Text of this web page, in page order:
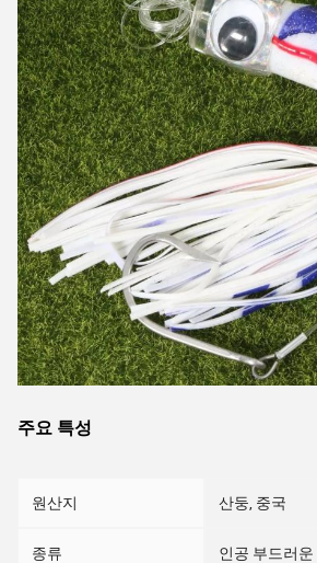
주요 특성
원산지 산둥, 중국
종류 인공 부드러운